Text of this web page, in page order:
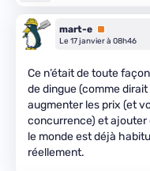
mart-e Premium
Le 17 janvier à 08h46
Ce n’était de toute
de dingue (comme
augmenter les prix (et
concurrence) et ajouter
le monde est déjà
réellement.